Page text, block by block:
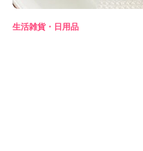
生活雑貨・日用品